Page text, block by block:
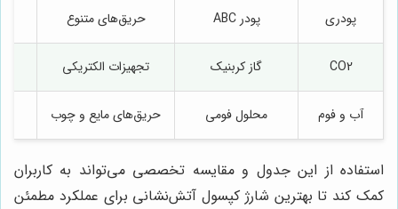
پودری پودر ABC حریق‌های متنوع
CO2 گاز کربنیک تجهیزات الکتریکی
آب و فوم محلول فومی حریق‌های مایع و چوب
استفاده از این جدول و مقایسه تخصصی می‌تواند به کاربران
کمک کند تا بهترین شارژ کپسول آتش‌نشانی برای عملکرد مطمئن